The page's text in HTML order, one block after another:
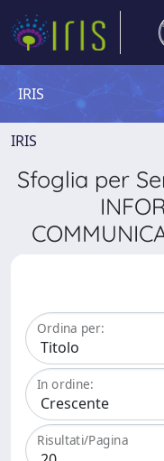
IRIS
IRIS
Sfoglia per
Ordina per:
In ordine:
Risultati/Pagina